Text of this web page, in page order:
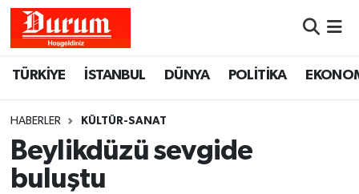
TÜRKİYE İSTANBUL DÜNYA POLİTİKA
HABERLER KÜLTÜR-SANAT
Beylikdüzü sevgide
buluştu
Hava Durumu
Namaz Vakitleri
Trafik Durumu